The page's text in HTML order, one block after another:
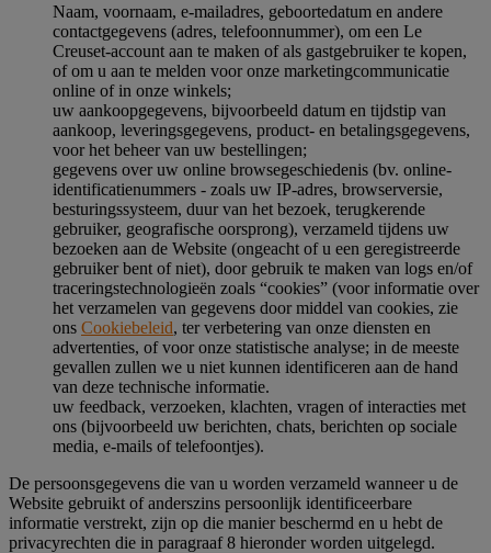
Naam, voornaam, e-mailadres, geboortedatum en andere
contactgegevens (adres, telefoonnummer), om een Le
Creuset-account aan te maken of als gastgebruiker te kopen,
of om u aan te melden voor onze marketingcommunicatie
online of in onze winkels;
uw aankoopgegevens, bijvoorbeeld datum en tijdstip van
aankoop, leveringsgegevens, product- en betalingsgegevens,
voor het beheer van uw bestellingen;
gegevens over uw online browsegeschiedenis (bv. online-
identificatienummers - zoals uw IP-adres, browserversie,
besturingssysteem, duur van het bezoek, terugkerende
gebruiker, geografische oorsprong), verzameld tijdens uw
bezoeken aan de Website (ongeacht of u een geregistreerde
gebruiker bent of niet), door gebruik te maken van logs en/of
traceringstechnologieën zoals “cookies” (voor informatie over
het verzamelen van gegevens door middel van cookies, zie
ons Cookiebeleid, ter verbetering van onze diensten en
advertenties, of voor onze statistische analyse; in de meeste
gevallen zullen we u niet kunnen identificeren aan de hand
van deze technische informatie.
uw feedback, verzoeken, klachten, vragen of interacties met
ons (bijvoorbeeld uw berichten, chats, berichten op sociale
media, e-mails of telefoontjes).
De persoonsgegevens die van u worden verzameld wanneer u de
Website gebruikt of anderszins persoonlijk identificeerbare
informatie verstrekt, zijn op die manier beschermd en u hebt de
privacyrechten die in paragraaf 8 hieronder worden uitgelegd.